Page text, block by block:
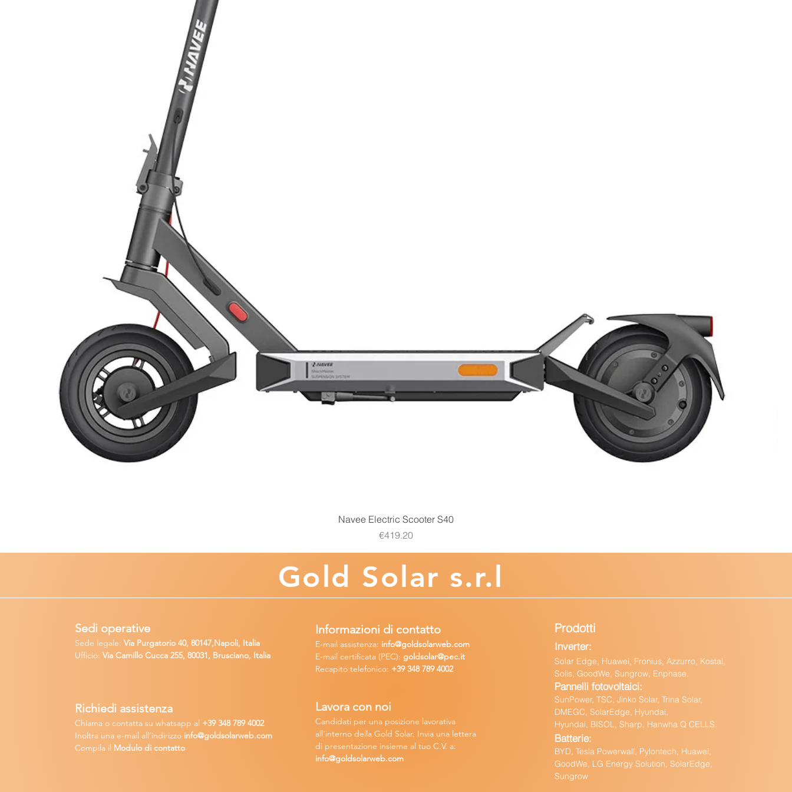
Quick View
Navee Electric Scooter S40
Price
€419.20
Gold Solar s.r.l
Sedi operative
Sede legale:Via Purgatorio 40, 80147,Napoli, Italia
Ufficio:Via Camillo Cucca 255, 80031, Brusciano, Italia
Richiedi assistenza
Chiama o contatta su whatsapp al +39 348 789 4002
Inoltra una e-mail all'indirizzo info@goldsolarweb.com
Compila il Modulo di contatto
Lavora con noi
Candidati per una posizione lavorativa
all'interno della Gold Solar. Invia una lettera
di presentazione insieme al tuo C.V. a:
info@goldsolarweb.com
Informazioni di contatto
E-mail assistenza: info@goldsolarweb.com
E-mail certificata (PEC): goldsolar@pec.it
Recapito telefonico: +39 348789 4002
Prodotti
Inverter:
Solar Edge, Huawei, Fronius, Azzurro, Kostal,
Solis, GoodWe, Sungrow, Enphase.
Pannelli fotovoltaici:
SunPower, TSC, Jinko Solar, Trina Solar,
DMEGC, SolarEdge, Hyundai,
Hyundai, BISOL, Sharp, Hanwha Q CELLS.
Batterie:
BYD, Tesla Powerwall, Pylontech, Huawei,
GoodWe, LG Energy Solution, SolarEdge,
Sungrow